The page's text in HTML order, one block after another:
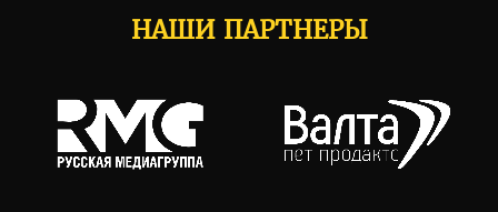
НАШИ ПАРТНЕРЫ